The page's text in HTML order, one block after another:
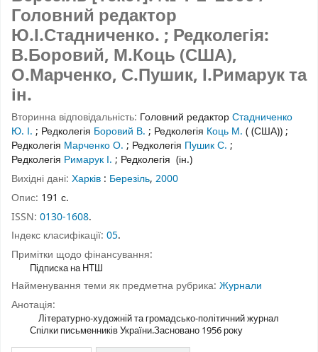
Головний редактор
Ю.І.Стадниченко. ; Редколегія:
В.Боровий, М.Коць (США),
О.Марченко, С.Пушик, І.Римарук та
ін.
Вторинна відповідальність: Головний редакторСтадниченко
Ю. І. ; Редколегія Боровий В. ; Редколегія Коць М. ( (США));
Редколегія Марченко О. ; Редколегія Пушик С. ;
Редколегія Римарук І. ; Редколегія (ін.)
Вихідні дані: Харків : Березіль, 2000
Опис: 191 с.
ISSN: 0130-1608.
Індекс класифікації: 05.
Примітки щодо фінансування:
Підписка на НТШ
Найменування теми як предметна рубрика: Журнали
Анотація:
Літературно-художній та громадсько-політичний журнал
Спілки письменників України.Засновано 1956 року